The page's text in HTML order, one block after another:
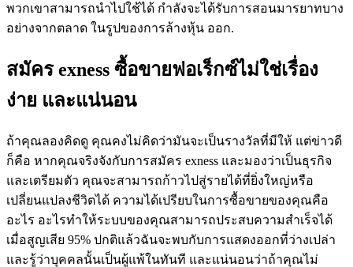
พวกเขาสามารถนำไปใช้ได้ กำลังจะได้รับการสอนมารยาทบาง
อย่างจากตลาด ในรูปของการล้างหุ้น ออก.
สมัคร exness ซื้อขายฟอเร็กซ์ไม่ใช่เรื่อง
ง่าย และแน่นอน
ถ้าคุณลองคิดดู คุณคงไม่คิดว่ามันจะเป็นรางวัลที่มีให้ แต่ข่าวดี
ก็คือ หากคุณจริงจังกับการสมัคร exness และมองว่าเป็นธุรกิจ
และเตรียมตัว คุณจะสามารถก้าวไปสู่รายได้ที่ยิ่งใหญ่หรือ
เปลี่ยนแปลงชีวิตได้ ความได้เปรียบในการซื้อขายของคุณคือ
อะไร อะไรทำให้ระบบของคุณสามารถประสบความสำเร็จได้
เมื่อสูญเสีย 95% ปกติแล้วฉันจะพบกับการแสดงออกที่ว่างเปล่า
และรู้ว่าบุคคลนั้นเป็นผู้แพ้ในทันที และแน่นอนว่าถ้าคุณไม่